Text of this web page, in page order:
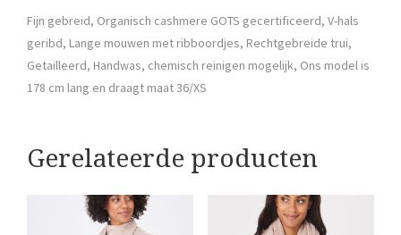
Fijn gebreid, Organisch cashmere GOTS gecertificeerd, V-hals
geribd, Lange mouwen met ribboordjes, Rechtgebreide trui,
Getailleerd, Handwas, chemisch reinigen mogelijk, Ons model is
178 cm lang en draagt maat 36/XS
Gerelateerde producten